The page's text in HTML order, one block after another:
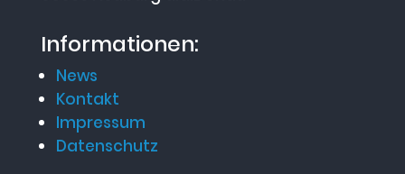
Informationen:
News
Kontakt
Impressum
Datenschutz